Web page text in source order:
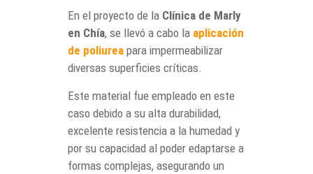
En el proyecto de la Clínica de Marly
en Chía, se llevó a cabo la aplicación
de poliureapara impermeabilizar
diversas superficies críticas.
Este material fue empleado en este
caso debido a su alta durabilidad,
excelente resistencia a la humedad y
por su capacidad al poder edaptarse a
formas complejas, asegurando un